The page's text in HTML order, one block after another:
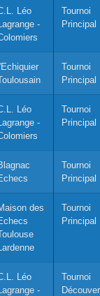
Léo
-
Tournoi
Principal
Tournoi
Principal
Léo
-
Tournoi
Principal
Tournoi
Principal
des
Tournoi
Principal
Léo
-
Tournoi